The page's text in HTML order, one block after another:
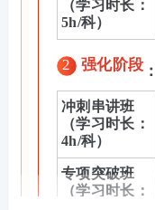
（学习时长：
5h/科）
2 强化阶段
冲刺串讲班
（学习时长：
4h/科）
专项突破班
（学习时长：